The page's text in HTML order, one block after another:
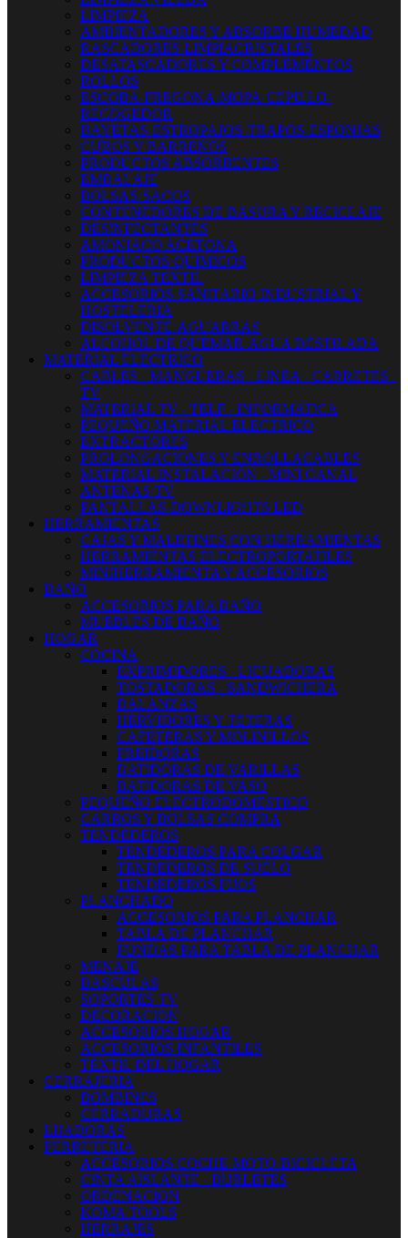
LIMPIEZA
AMBIENTADORES Y ABSORBE HUMEDAD
RASCADORES-LIMPIACRISTALES
DESATASCADORES Y COMPLEMENTOS
ROLLOS
ESCOBA-FREGONA-MOPA-CEPILLO-
RECOGEDOR
BAYETAS-ESTROPAJOS-TRAPOS-ESPONJAS
CUBOS Y BARREÑOS
PRODUCTOS ABSORBENTES
EMBALAJE
BOLSAS-SACOS
CONTENEDORES DE BASURA Y RECICLAJE
DESINFECTANTES
AMONIACO ACETONA
PRODUCTOS QUIMICOS
LIMPIEZA TEXTIL
ACCESORIOS SANITARIO INDUSTRIAL Y
HOSTELERIA
DISOLVENTE-AGUARRAS
ALCOHOL DE QUEMAR-AGUA DESTILADA
MATERIAL ELECTRICO
CABLES - MANGUERAS - LINEA - CARRETES -
TV
MATERIAL TV - TELF - INFORMATICA
PEQUEÑO MATERIAL ELECTRICO
EXTRACTORES
PROLONGACIONES Y ENROLLACABLES
MATERIAL INSTALACIÓN - MINI CANAL
ANTENAS TV
PANTALLAS-DOWNLIGHTS LED
HERRAMIENTAS
CAJAS Y MALETINES CON HERRAMIENTAS
HERRAMIENTAS ELECTROPORTATILES
MINIHERRAMIENTA Y ACCESORIOS
BAÑO
ACCESORIOS PARA BAÑO
MUEBLES DE BAÑO
HOGAR
COCINA
EXPRIMIDORES - LICUADORAS
TOSTADORAS - SANDWICHERA
BALANZAS
HERVIDORES Y TETERAS
CAFETERAS Y MOLINILLOS
FREIDORAS
BATIDORAS DE VARILLAS
BATIDORAS DE VASO
PEQUEÑO ELECTRODOMESTICO
CARROS Y BOLSAS COMPRA
TENDEDEROS
TENDEDEROS PARA COLGAR
TENDEDEROS DE SUELO
TENDEDEROS FIJOS
PLANCHADO
ACCESORIOS PARA PLANCHAR
TABLA DE PLANCHAR
FUNDAS PARA TABLA DE PLANCHAR
MENAJE
BASCULAS
SOPORTES TV
DECORACION
ACCESORIOS HOGAR
ACCESORIOS INFANTILES
TEXTIL DEL HOGAR
CERRAJERIA
BOMBINES
CERRADURAS
LIJADORAS
FERRETERIA
ACCESORIOS COCHE-MOTO-BICICLETA
CINTA AISLANTE - BURLETES
ORDENACION
KOMA TOOLS
HERRAJES